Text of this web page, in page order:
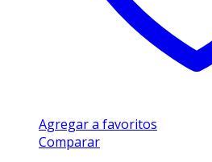
Agregar a favoritos
Comparar